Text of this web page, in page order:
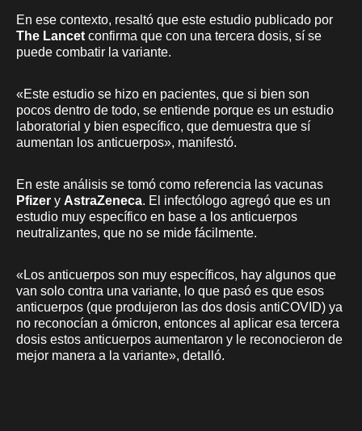
En ese contexto, resaltó que este estudio publicado por
The Lancet confirma que con una tercera dosis, sí se
puede combatir la variante.
«Este estudio se hizo en pacientes, que si bien son
pocos dentro de todo, se entiende porque es un estudio
laboratorial y bien específico, que demuestra que sí
aumentan los anticuerpos», manifestó.
En este análisis se tomó como referencia las vacunas
Pfizer y AstraZeneca. El infectólogo agregó que es un
estudio muy específico en base a los anticuerpos
neutralizantes, que no se mide fácilmente.
«Los anticuerpos son muy específicos, hay algunos que
van solo contra una variante, lo que pasó es que esos
anticuerpos (que produjeron las dos dosis antiCOVID) ya
no reconocían a ómicron, entonces al aplicar esa tercera
dosis estos anticuerpos aumentaron y le reconocieron de
mejor manera a la variante», detalló.